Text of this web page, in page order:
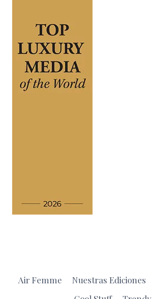
Air Femme Nuestras Ediciones